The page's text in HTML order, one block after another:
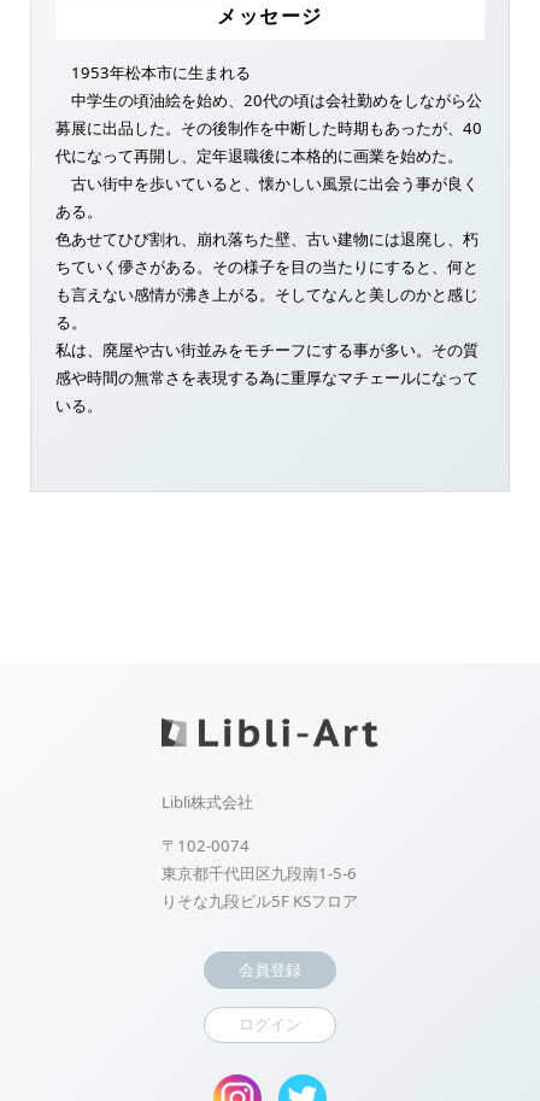
メッセージ
1953年松本市に生まれる
中学生の頃油絵を始め、20代の頃は会社勤めをしながら公
募展に出品した。その後制作を中断した時期もあったが、40
代になって再開し、定年退職後に本格的に画業を始めた。
古い街中を歩いていると、懐かしい風景に出会う事が良く
ある。
色あせてひび割れ、崩れ落ちた壁、古い建物には退廃し、朽
ちていく儚さがある。その様子を目の当たりにすると、何と
も言えない感情が沸き上がる。そしてなんと美しのかと感じ
る。
私は、廃屋や古い街並みをモチーフにする事が多い。その質
感や時間の無常さを表現する為に重厚なマチェールになって
いる。
Libli株式会社
〒102-0074
東京都千代田区九段南1-5-6
りそな九段ビル5F KSフロア
会員登録
ログイン